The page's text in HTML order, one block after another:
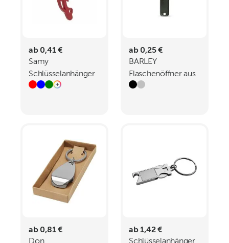
ab 0,41 €
Samy
Schlüsselanhänger
ab 0,25 €
BARLEY
Flaschenöffner aus
Aluminium
ab 0,81 €
ab 1,42 €